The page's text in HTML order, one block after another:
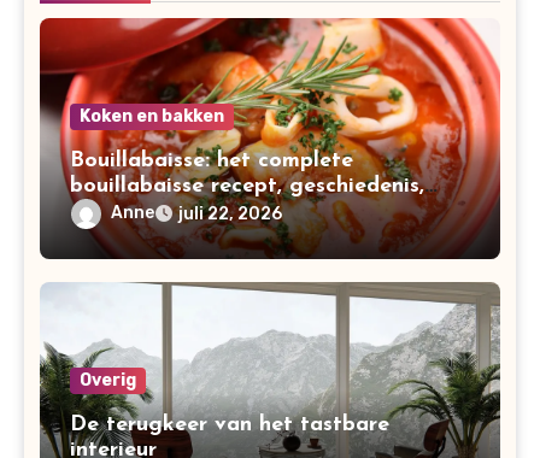
Koken en bakken
Bouillabaisse: het complete
bouillabaisse recept, geschiedenis,
variaties en bereiding
Anne juli 22, 2026
Overig
De terugkeer van het tastbare
interieur